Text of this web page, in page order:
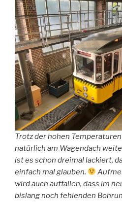
Trotz der hohen
natürlich am Wagendach
ist es schon dreimal lackiert,
einfach mal glauben.
wird auch auffallen, dass im
bislang noch fehlenden